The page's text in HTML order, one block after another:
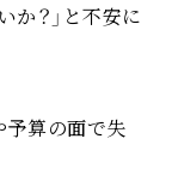
か？」と不安に
予算の面で失